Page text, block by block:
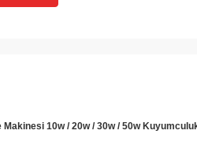
10w / 20w / 30w / 50w